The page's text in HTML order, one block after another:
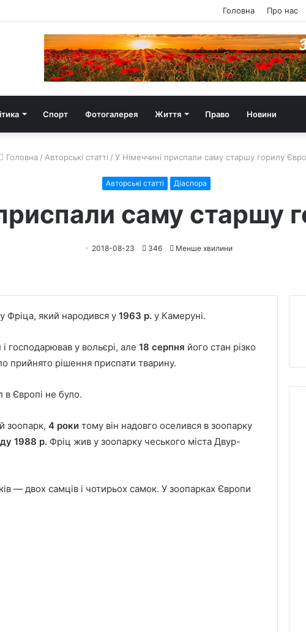
Головна Про нас
Спорт Фотогалерея Життя Право Новини
Головна / Авторські статті / У Німеччині приспали саму старшу горилу
Авторські статті Діаспора
саму старшу
2018-08-23 346 Менше хвилини
Фріца, який народився у 1963 р. у Камеруні.
господарював у вольєрі, але 18 серпня його стан різко
прийнято рішення приспати тварину.
в Європі не було.
зоопарк, 4 роки тому він надовго оселився в зоопарку
1988 р. Фріц жив у зоопарку чеського міста Двур-
— двох самців і чотирьох самок. У зоопарках Європи